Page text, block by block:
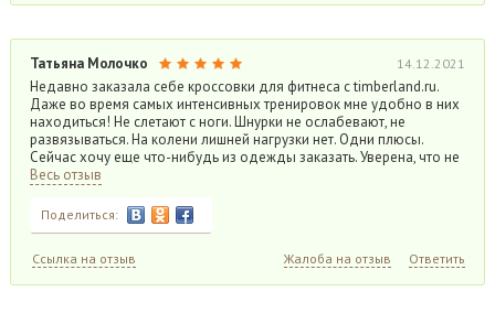
Татьяна Молочко 14.12.2021
Недавно заказала себе кроссовки для фитнеса с timberland.ru.
Даже во время самых интенсивных тренировок мне удобно в них
находиться! Не слетают с ноги. Шнурки не ослабевают, не
развязываться. На колени лишней нагрузки нет. Одни плюсы.
Сейчас хочу еще что-нибудь из одежды заказать. Уверена, что не
Весь отзыв
Поделиться:
Ссылка на отзыв Жалоба на отзыв Ответить